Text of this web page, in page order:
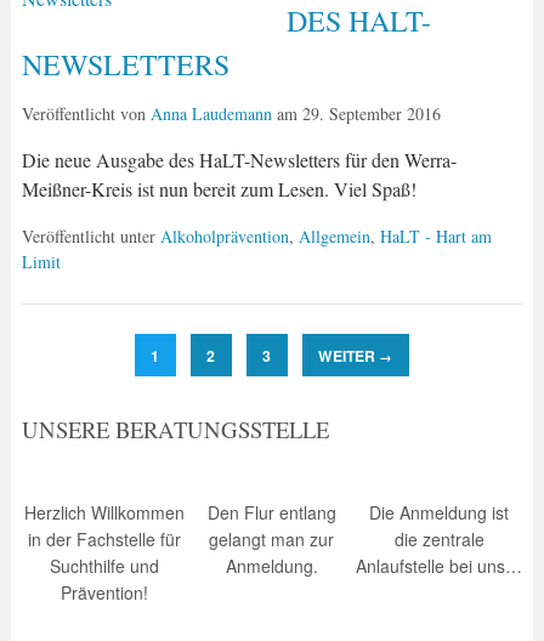
DES HALT-
NEWSLETTERS
Veröffentlicht von Anna Laudemannam 29. September 2016
Die neue Ausgabe des HaLT-Newsletters für den Werra-
Meißner-Kreis ist nun bereit zum Lesen. Viel Spaß!
Veröffentlicht unter Alkoholprävention, Allgemein, HaLT - Hart am
Limit
1 2 3 WEITER →
UNSERE BERATUNGSSTELLE
Herzlich Willkommen
in der Fachstelle für
Suchthilfe und
Prävention!
Den Flur entlang
gelangt man zur
Anmeldung.
Die Anmeldung ist
die zentrale
Anlaufstelle bei uns…